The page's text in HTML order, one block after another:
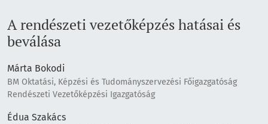
A rendészeti vezetőképzés hatásai és
beválása
Márta Bokodi
BM Oktatási, Képzési és Tudományszervezési Főigazgatóság
Rendészeti Vezetőképzési Igazgatóság
Édua Szakács